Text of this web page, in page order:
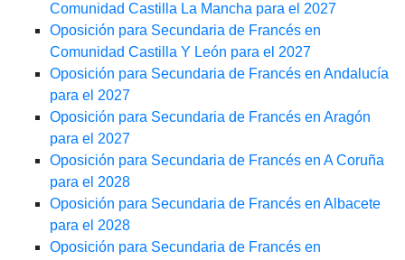
Comunidad Castilla La Mancha para el 2027
Oposición para Secundaria de Francés en
Comunidad Castilla Y León para el 2027
Oposición para Secundaria de Francés en Andalucía
para el 2027
Oposición para Secundaria de Francés en Aragón
para el 2027
Oposición para Secundaria de Francés en A Coruña
para el 2028
Oposición para Secundaria de Francés en Albacete
para el 2028
Oposición para Secundaria de Francés en